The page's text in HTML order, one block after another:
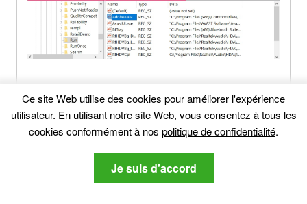
clic droit dessus et retirer.
Ce site Web utilise des cookies pour améliorer l'expérience
utilisateur. En utilisant notre site Web, vous consentez à tous les
cookies conformément à nos politique de confidentialité.
Je suis d'accord